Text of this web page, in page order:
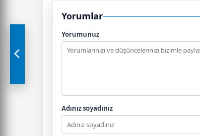
Yorumlar
Yorumunuz
Adınız soyadınız